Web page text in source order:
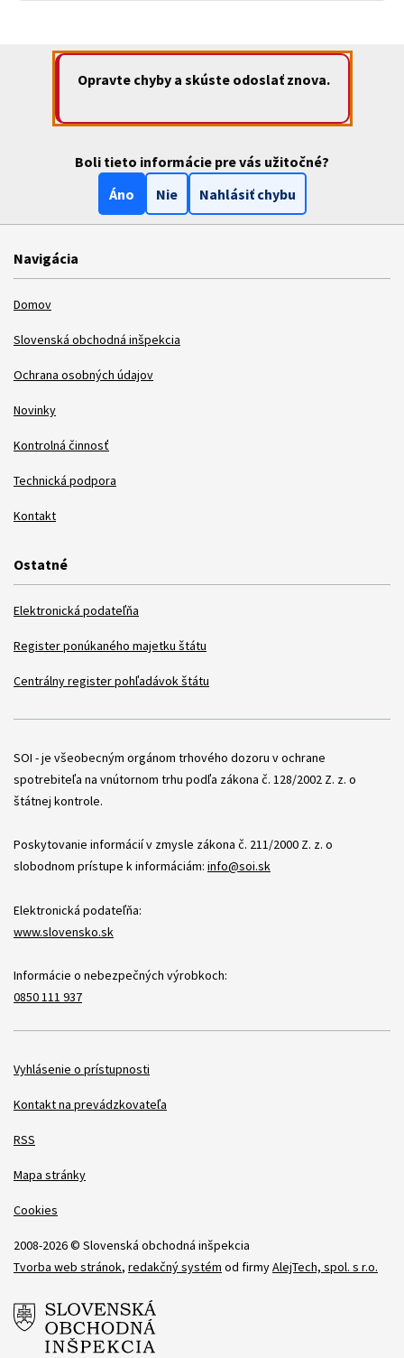
Opravte chyby a skúste odoslať znova.
Boli tieto informácie pre vás užitočné?
Áno
Nie Nahlásiť chybu
Navigácia
Domov
Slovenská obchodná inšpekcia
Ochrana osobných údajov
Novinky
Kontrolná činnosť
Technická podpora
Kontakt
Ostatné
Elektronická podateľňa
Register ponúkaného majetku štátu
Centrálny register pohľadávok štátu
Položky
SOI - je všeobecným orgánom trhového dozoru v ochrane
spotrebiteľa na vnútornom trhu podľa zákona č. 128/2002 Z. z. o
štátnej kontrole.
Poskytovanie informácií v zmysle zákona č. 211/2000 Z. z. o
slobodnom prístupe k informáciám: info@soi.sk
Elektronická podateľňa:
www.slovensko.sk
Informácie o nebezpečných výrobkoch:
0850 111 937
Položky
Vyhlásenie o prístupnosti
Kontakt na prevádzkovateľa
RSS
Mapa stránky
Cookies
2008-2026 © Slovenská obchodná inšpekcia
Tvorba web stránok, redakčný systém od firmyAlejTech, spol. s r.o.